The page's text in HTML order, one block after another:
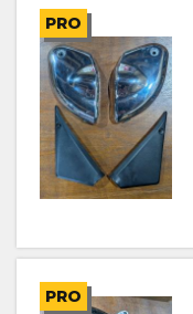
PRO
PRO